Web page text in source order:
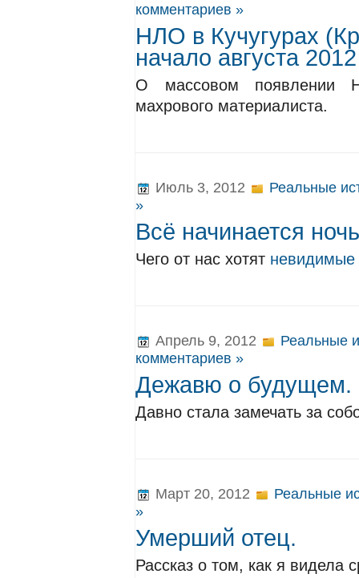
комментариев »
НЛО в Кучугурах
начало августа 2012
О массовом появлении
махрового материалиста.
Июль 3, 2012
Реальные
»
Всё начинается
Чего от нас хотят невидимые
Апрель 9, 2012
Реальные
комментариев »
Дежавю о будущем.
Давно стала замечать за
Март 20, 2012
Реальные
»
Умерший отец.
Рассказ о том, как я видела